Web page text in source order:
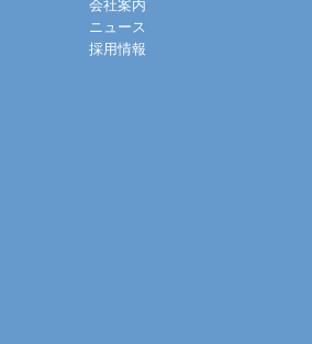
会社案内
ニュース
採用情報